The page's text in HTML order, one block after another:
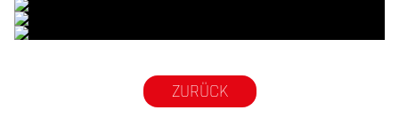
© M. Tormo & P. Diaz
© M. Tormo & P. Diaz
© M. Tormo & P. Diaz
ZURÜCK